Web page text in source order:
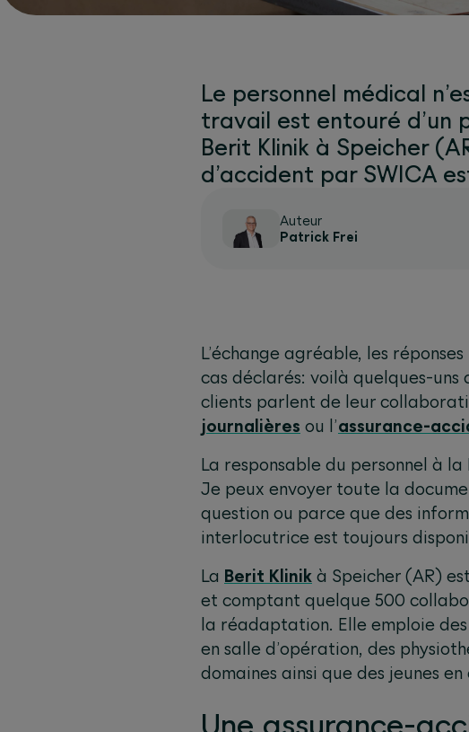
Le personnel médical
travail est entouré d’un
Berit Klinik à Speicher
d’accident par SWICA
Auteur
Patrick Frei
L’échange agréable, les
cas déclarés: voilà quelques-
clients parlent de leur
journalières ou l’assurance-
La responsable du personnel à
Je peux envoyer toute la
question ou parce que des
interlocutrice est toujours
La Berit Klinik à Speicher (AR)
et comptant quelque 500
la réadaptation. Elle emploie
en salle d’opération, des
domaines ainsi que des jeunes
Une assurance-